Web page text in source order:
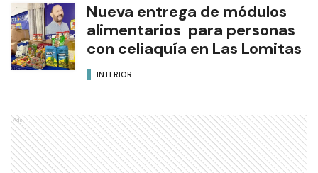
Nueva entrega de módulos
alimentarios para personas
con celiaquía en Las Lomitas
INTERIOR
Ads